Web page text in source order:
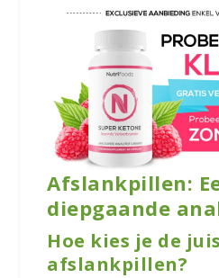
Afslankpillen:
diepgaande
Hoe kies je de
afslankpillen?